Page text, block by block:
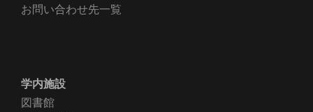
お問い合わせ先一覧
学内施設
図書館